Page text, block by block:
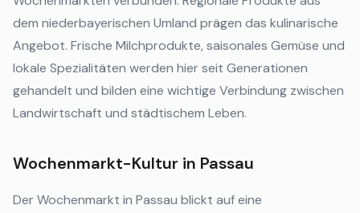
dem niederbayerischen Umland prägen das kulinarische
Angebot. Frische Milchprodukte, saisonales Gemüse und
lokale Spezialitäten werden hier seit Generationen
gehandelt und bilden eine wichtige Verbindung zwischen
Landwirtschaft und städtischem Leben.
Wochenmarkt-Kultur in Passau
Der Wochenmarkt in Passau blickt auf eine